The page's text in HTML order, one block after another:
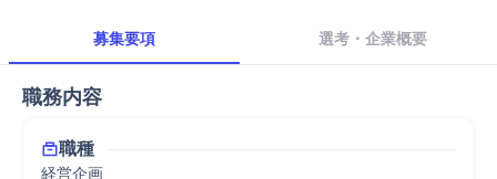
募集要項 選考・企業概要
職務内容
職種
経営企画